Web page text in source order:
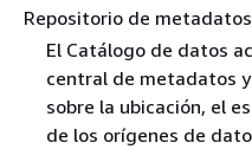
Repositorio de metadatos
El Catálogo de datos
central de metadatos
sobre la ubicación, el
de los orígenes de